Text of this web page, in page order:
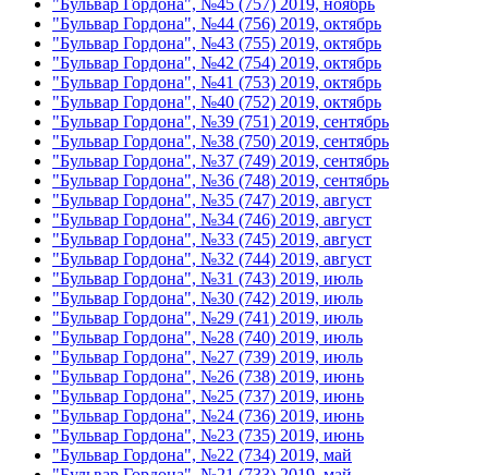
"Бульвар Гордона", №45 (757) 2019, ноябрь
"Бульвар Гордона", №44 (756) 2019, октябрь
"Бульвар Гордона", №43 (755) 2019, октябрь
"Бульвар Гордона", №42 (754) 2019, октябрь
"Бульвар Гордона", №41 (753) 2019, октябрь
"Бульвар Гордона", №40 (752) 2019, октябрь
"Бульвар Гордона", №39 (751) 2019, сентябрь
"Бульвар Гордона", №38 (750) 2019, сентябрь
"Бульвар Гордона", №37 (749) 2019, сентябрь
"Бульвар Гордона", №36 (748) 2019, сентябрь
"Бульвар Гордона", №35 (747) 2019, август
"Бульвар Гордона", №34 (746) 2019, август
"Бульвар Гордона", №33 (745) 2019, август
"Бульвар Гордона", №32 (744) 2019, август
"Бульвар Гордона", №31 (743) 2019, июль
"Бульвар Гордона", №30 (742) 2019, июль
"Бульвар Гордона", №29 (741) 2019, июль
"Бульвар Гордона", №28 (740) 2019, июль
"Бульвар Гордона", №27 (739) 2019, июль
"Бульвар Гордона", №26 (738) 2019, июнь
"Бульвар Гордона", №25 (737) 2019, июнь
"Бульвар Гордона", №24 (736) 2019, июнь
"Бульвар Гордона", №23 (735) 2019, июнь
"Бульвар Гордона", №22 (734) 2019, май